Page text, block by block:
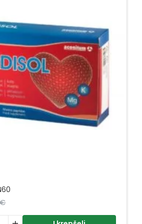
€
Cordisol kaps. N60